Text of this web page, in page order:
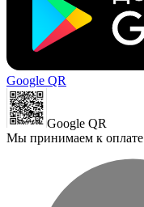
Google QR
Google QR
Мы принимаем к оплате